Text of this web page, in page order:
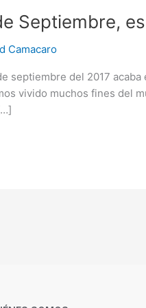
Septiembre,
Camacaro
septiembre del 2017
vivido muchos fines del